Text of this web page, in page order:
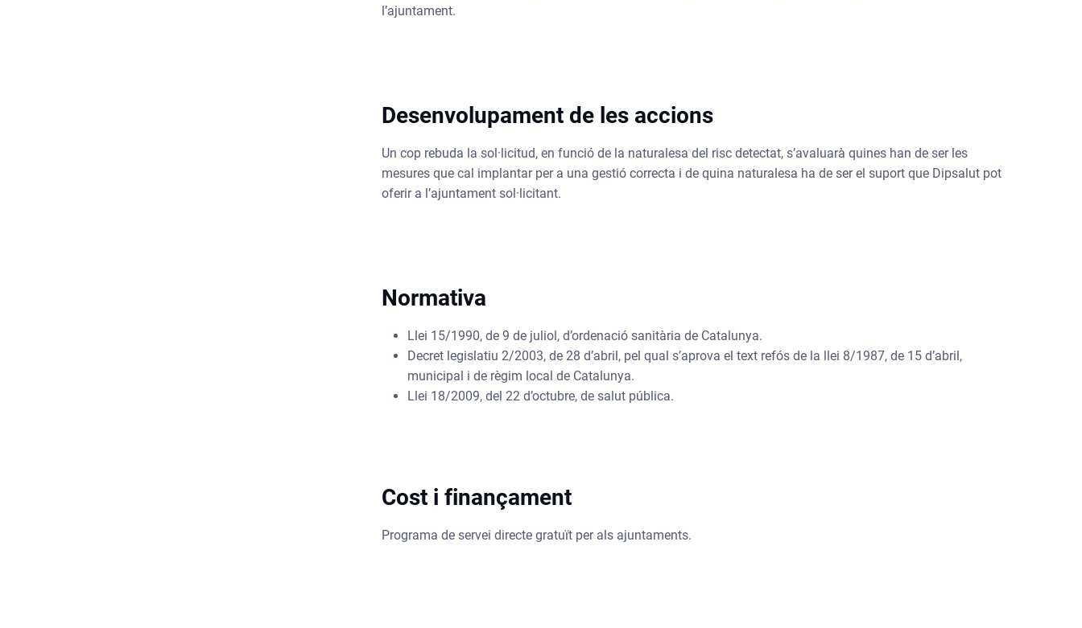
l’ajuntament.
Desenvolupament de les accions
Un cop rebuda la sol·licitud, en funció de la naturalesa del risc detectat, s’avaluarà quines han de ser les
mesures que cal implantar per a una gestió correcta i de quina naturalesa ha de ser el suport que Dipsalut pot
oferir a l’ajuntament sol·licitant.
Normativa
Llei 15/1990, de 9 de juliol, d’ordenació sanitària de Catalunya.
Decret legislatiu 2/2003, de 28 d’abril, pel qual s’aprova el text refós de la llei 8/1987, de 15 d’abril,
municipal i de règim local de Catalunya.
Llei 18/2009, del 22 d’octubre, de salut pública.
Cost i finançament
Programa de servei directe gratuït per als ajuntaments.